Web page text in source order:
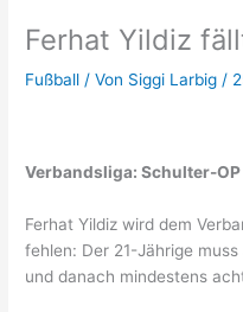
Ferhat Yildiz
Fußball / Von Siggi Larbig /
Verbandsliga: Schulter-
Ferhat Yildiz wird dem
fehlen: Der 21-Jährige
und danach mindestens